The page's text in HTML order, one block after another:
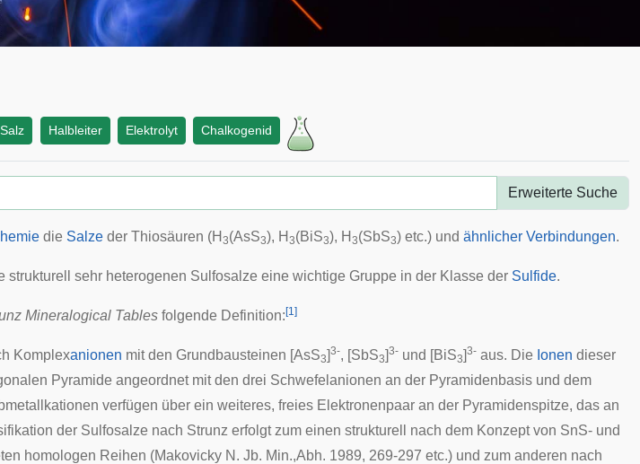
Salz Halbleiter Elektrolyt Chalkogenid
Erweiterte Suche
die Salze der Thiosäuren (H 3(AsS3), H 3(BiS3), H 3(SbS3) etc.) und ähnlicher Verbindungen.
strukturell sehr heterogenen Sulfosalze eine wichtige Gruppe in der Klasse der Sulfide.
Mineralogical Tables folgende Definition: [1]
Komplexanionen mit den Grundbausteinen [AsS3]3-, [SbS3]3- und [BiS3]3- aus. Die Ionen dieser
Pyramide angeordnet mit den drei Schwefelanionen an der Pyramidenbasis und dem
verfügen über ein weiteres, freies Elektronenpaar an der Pyramidenspitze, das an
der Sulfosalze nach Strunz erfolgt zum einen strukturell nach dem Konzept von SnS- und
homologen Reihen (Makovicky N. Jb. Min.,Abh. 1989, 269-297 etc.) und zum anderen nach